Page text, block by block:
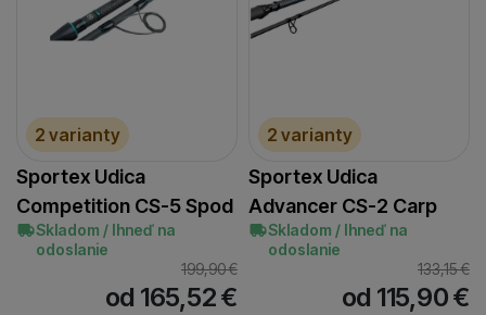
2 varianty
Sportex Udica
Competition CS-5 Spod
Skladom / Ihneď na
odoslanie
199,90€
od 165,52€
2 varianty
Sportex Udica
Advancer CS-2 Carp
Skladom / Ihneď na
odoslanie
133,15€
od 115,90€